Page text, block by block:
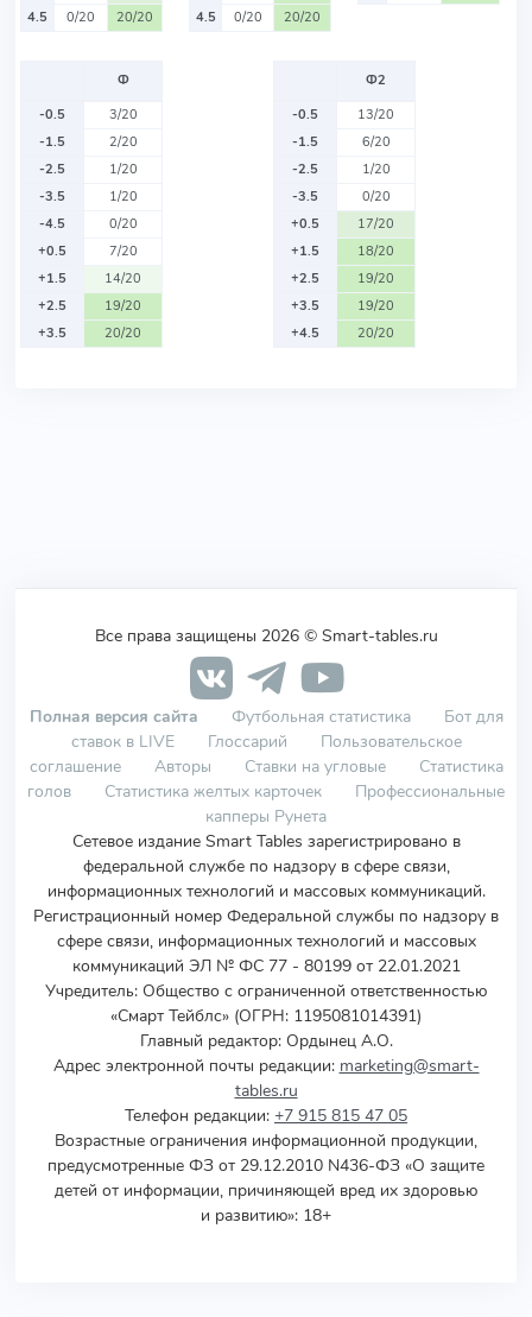
4.5
0/20 20/20
4.5
0/20 20/20
Ф
-0.5
3/20
-1.5
2/20
-2.5
1/20
-3.5
1/20
-4.5
0/20
+0.5
7/20
+1.5
14/20
+2.5
19/20
+3.5
20/20
Ф2
-0.5
13/20
-1.5
6/20
-2.5
1/20
-3.5
0/20
+0.5
17/20
+1.5
18/20
+2.5
19/20
+3.5
19/20
+4.5
20/20
Все права защищены 2026 © Smart-tables.ru
Полная версия сайта Футбольная статистика
Бот для
ставок в LIVE
Глоссарий
Пользовательское
соглашение
Авторы Ставки на угловые
Статистика
голов
Статистика желтых карточек
Профессиональные
капперы Рунета
Сетевое издание Smart Tables зарегистрировано в
федеральной службе по надзору в сфере связи,
информационных технологий и массовых коммуникаций.
Регистрационный номер Федеральной службы по надзору в
сфере связи, информационных технологий и массовых
коммуникаций ЭЛ № ФС 77 - 80199 от 22.01.2021
Учредитель: Общество с ограниченной ответственностью
«Смарт Тейблс» (ОГРН: 1195081014391)
Главный редактор: Ордынец А.О.
Адрес электронной почты редакции: marketing@smart-
tables.ru
Телефон редакции: +7 915 815 47 05
Возрастные ограничения информационной продукции,
предусмотренные ФЗ от 29.12.2010 N436-ФЗ «О защите
детей от информации, причиняющей вред их здоровью
и развитию»: 18+